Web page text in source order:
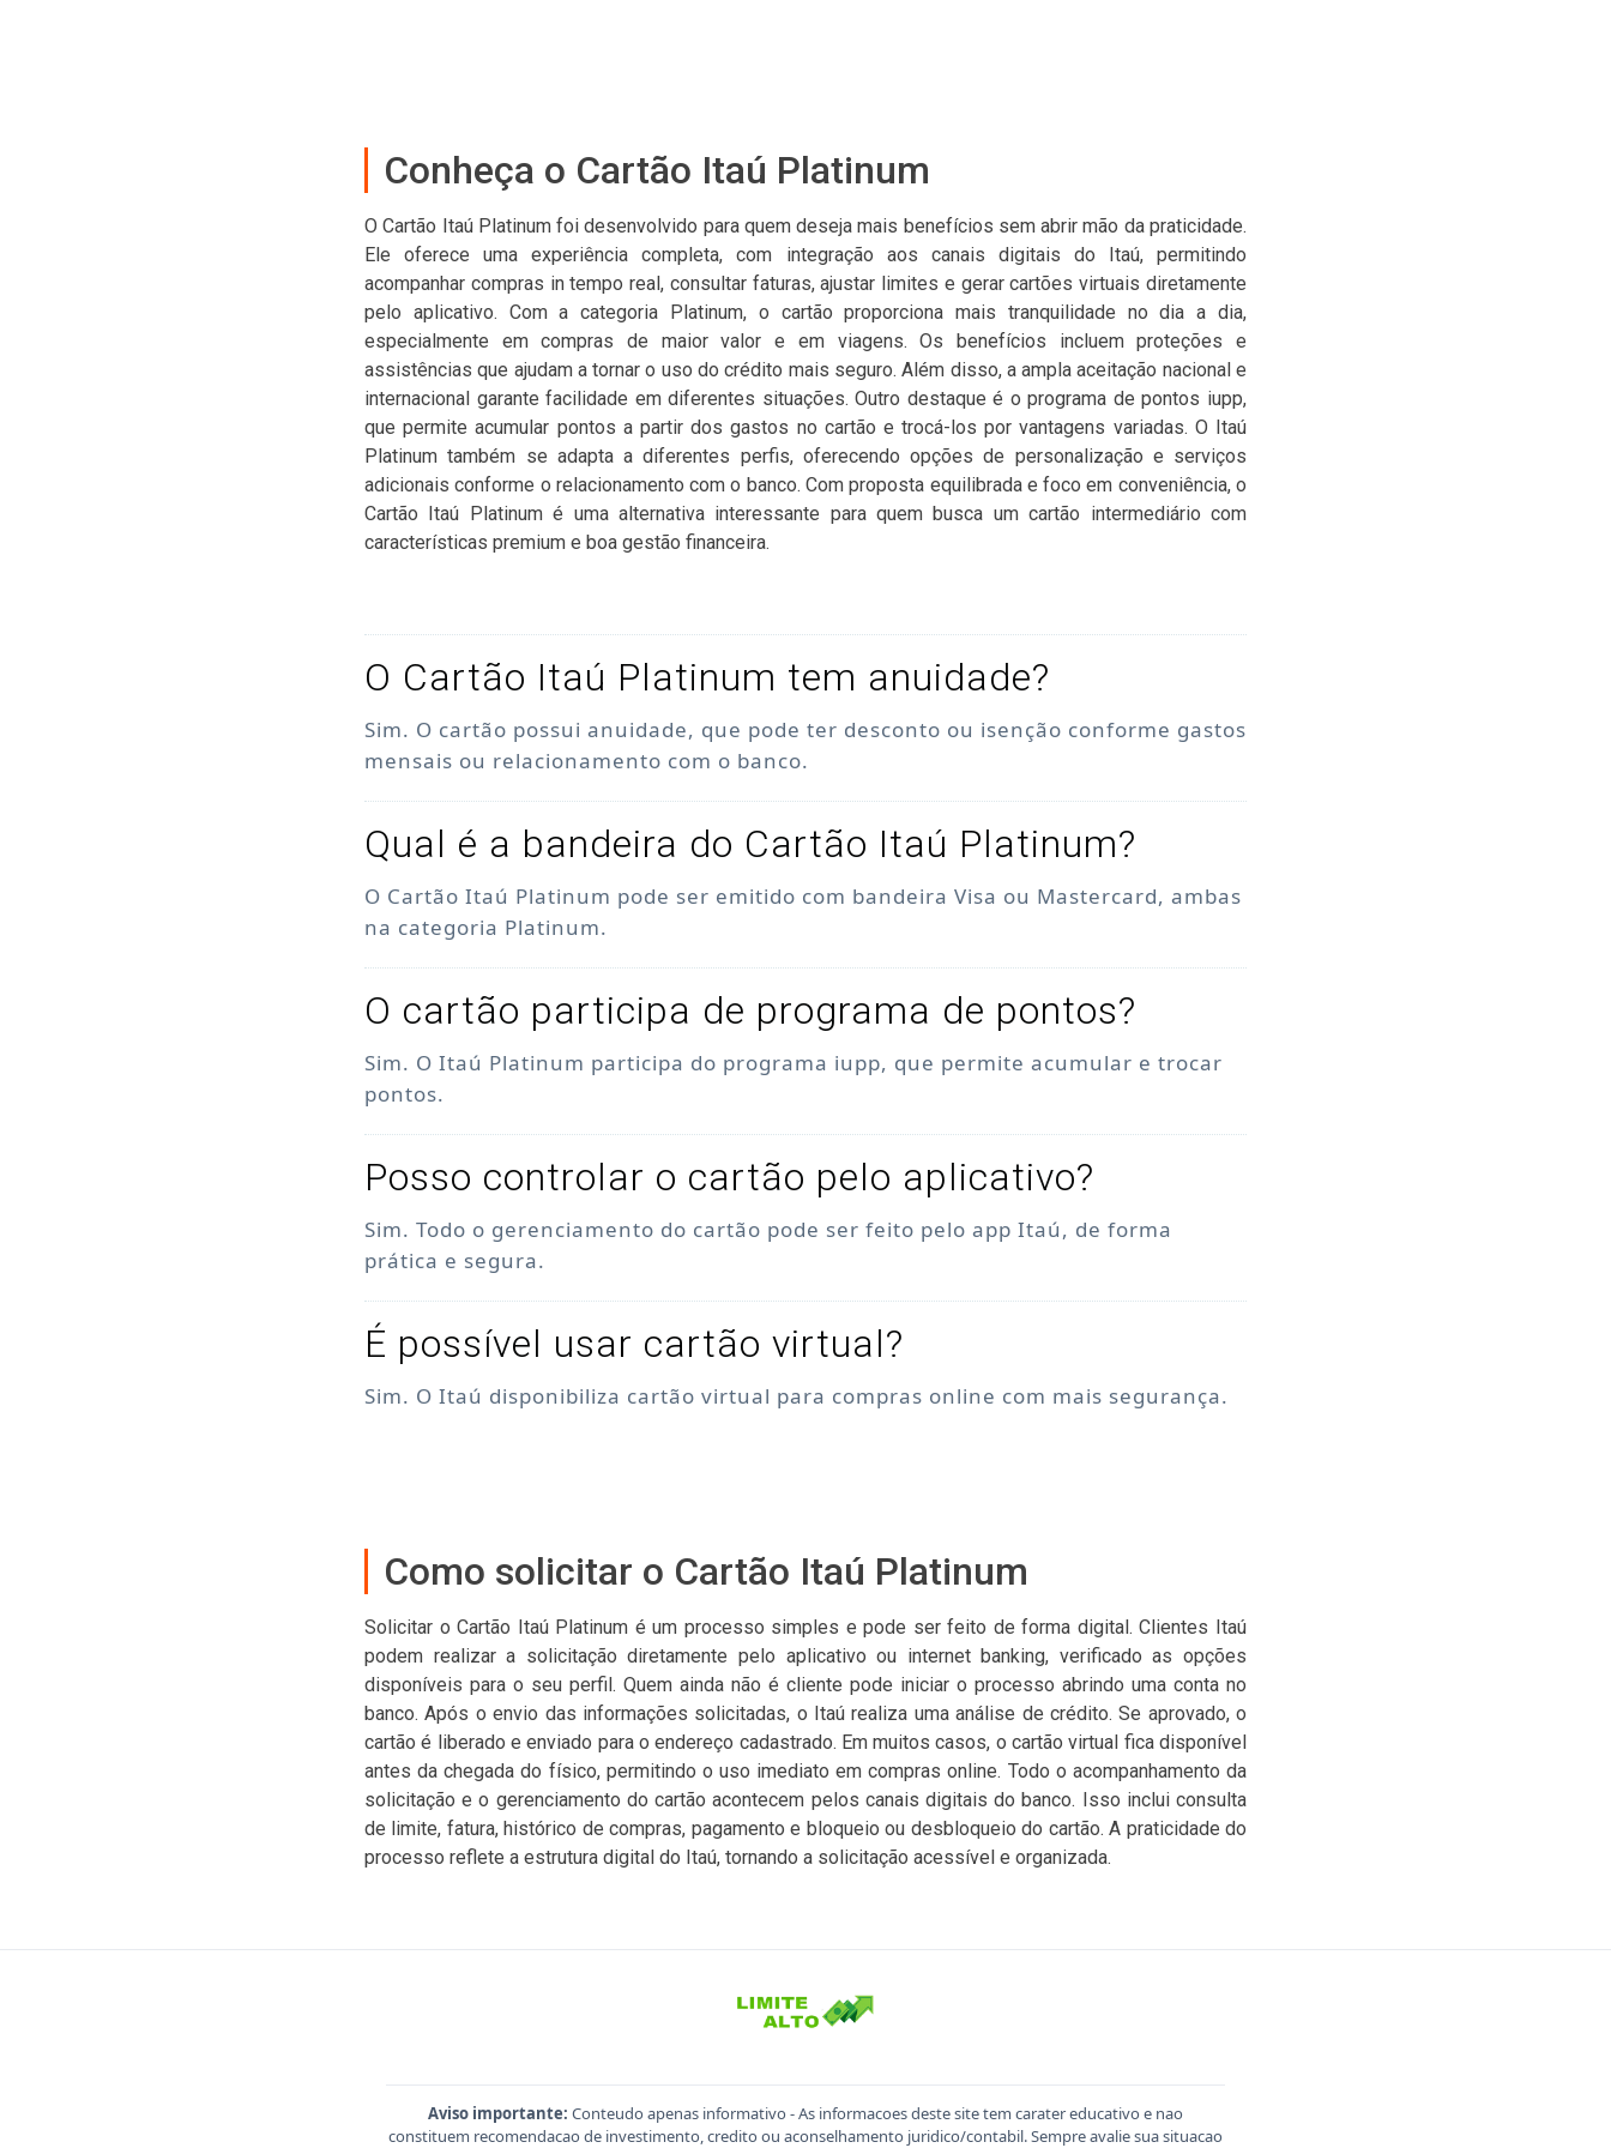
Conheça o Cartão Itaú Platinum
O Cartão Itaú Platinum foi desenvolvido para quem deseja mais benefícios sem abrir mão da praticidade.
Ele oferece uma experiência completa, com integração aos canais digitais do Itaú, permitindo
acompanhar compras in tempo real, consultar faturas, ajustar limites e gerar cartões virtuais diretamente
pelo aplicativo. Com a categoria Platinum, o cartão proporciona mais tranquilidade no dia a dia,
especialmente em compras de maior valor e em viagens. Os benefícios incluem proteções e
assistências que ajudam a tornar o uso do crédito mais seguro. Além disso, a ampla aceitação nacional e
internacional garante facilidade em diferentes situações. Outro destaque é o programa de pontos iupp,
que permite acumular pontos a partir dos gastos no cartão e trocá-los por vantagens variadas. O Itaú
Platinum também se adapta a diferentes perfis, oferecendo opções de personalização e serviços
adicionais conforme o relacionamento com o banco. Com proposta equilibrada e foco em conveniência, o
Cartão Itaú Platinum é uma alternativa interessante para quem busca um cartão intermediário com
características premium e boa gestão financeira.
O Cartão Itaú Platinum tem anuidade?
Sim. O cartão possui anuidade, que pode ter desconto ou isenção conforme gastos
mensais ou relacionamento com o banco.
Qual é a bandeira do Cartão Itaú Platinum?
O Cartão Itaú Platinum pode ser emitido com bandeira Visa ou Mastercard, ambas
na categoria Platinum.
O cartão participa de programa de pontos?
Sim. O Itaú Platinum participa do programa iupp, que permite acumular e trocar
pontos.
Posso controlar o cartão pelo aplicativo?
Sim. Todo o gerenciamento do cartão pode ser feito pelo app Itaú, de forma
prática e segura.
É possível usar cartão virtual?
Sim. O Itaú disponibiliza cartão virtual para compras online com mais segurança.
Como solicitar o Cartão Itaú Platinum
Solicitar o Cartão Itaú Platinum é um processo simples e pode ser feito de forma digital. Clientes Itaú
podem realizar a solicitação diretamente pelo aplicativo ou internet banking, verificado as opções
disponíveis para o seu perfil. Quem ainda não é cliente pode iniciar o processo abrindo uma conta no
banco. Após o envio das informações solicitadas, o Itaú realiza uma análise de crédito. Se aprovado, o
cartão é liberado e enviado para o endereço cadastrado. Em muitos casos, o cartão virtual fica disponível
antes da chegada do físico, permitindo o uso imediato em compras online. Todo o acompanhamento da
solicitação e o gerenciamento do cartão acontecem pelos canais digitais do banco. Isso inclui consulta
de limite, fatura, histórico de compras, pagamento e bloqueio ou desbloqueio do cartão. A praticidade do
processo reflete a estrutura digital do Itaú, tornando a solicitação acessível e organizada.
Aviso importante: Conteudo apenas informativo - As informacoes deste site tem carater educativo e nao
constituem recomendacao de investimento, credito ou aconselhamento juridico/contabil. Sempre avalie sua situacao